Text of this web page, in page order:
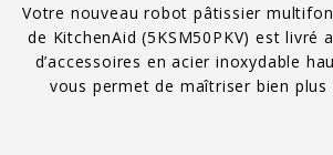
Votre nouveau robot pâtissier
de KitchenAid (5KSM50PKV) est livré
d’accessoires en acier inoxydable
vous permet de maîtriser bien plus